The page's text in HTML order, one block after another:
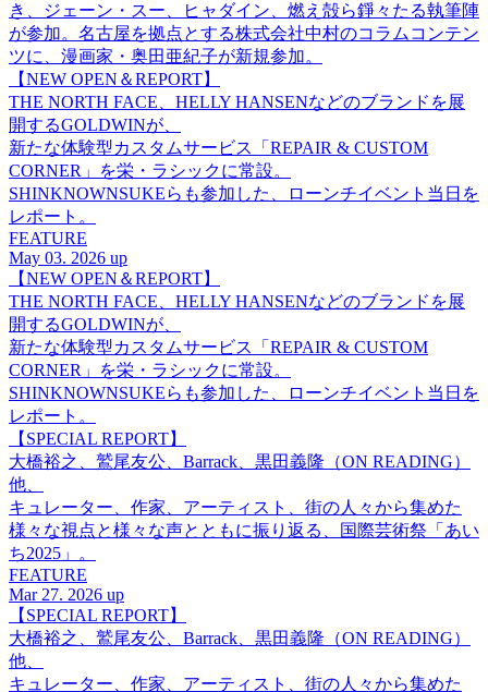
き、ジェーン・スー、ヒャダイン、燃え殻ら錚々たる執筆陣
が参加。名古屋を拠点とする株式会社中村のコラムコンテン
ツに、漫画家・奥田亜紀子が新規参加。
【NEW OPEN＆REPORT】
THE NORTH FACE、HELLY HANSENなどのブランドを展
開するGOLDWINが、
新たな体験型カスタムサービス「REPAIR & CUSTOM
CORNER」を栄・ラシックに常設。
SHINKNOWNSUKEらも参加した、ローンチイベント当日を
レポート。
FEATURE
May 03. 2026 up
【NEW OPEN＆REPORT】
THE NORTH FACE、HELLY HANSENなどのブランドを展
開するGOLDWINが、
新たな体験型カスタムサービス「REPAIR & CUSTOM
CORNER」を栄・ラシックに常設。
SHINKNOWNSUKEらも参加した、ローンチイベント当日を
レポート。
【SPECIAL REPORT】
大橋裕之、鷲尾友公、Barrack、黒田義隆（ON READING）
他、
キュレーター、作家、アーティスト、街の人々から集めた
様々な視点と様々な声とともに振り返る、国際芸術祭「あい
ち2025」。
FEATURE
Mar 27. 2026 up
【SPECIAL REPORT】
大橋裕之、鷲尾友公、Barrack、黒田義隆（ON READING）
他、
キュレーター、作家、アーティスト、街の人々から集めた